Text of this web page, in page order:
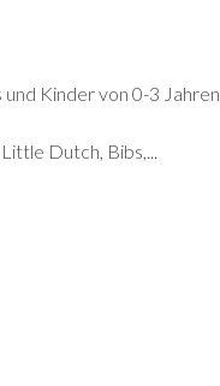
Kinder von 0-3 Jahren.
Dutch, Bibs,...